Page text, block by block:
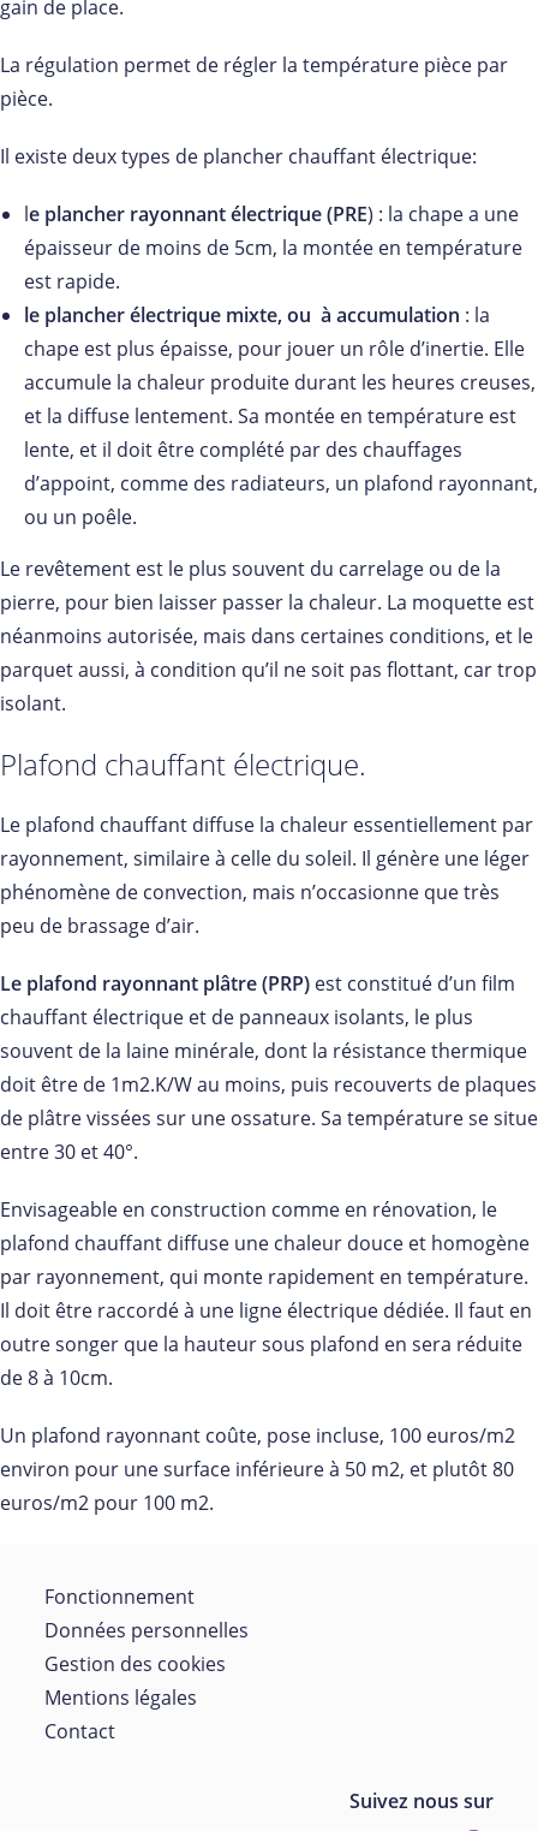
gain de place.
La régulation permet de régler la température pièce par
pièce.
Il existe deux types de plancher chauffant électrique:
le plancher rayonnant électrique (PRE) : la chape a une
épaisseur de moins de 5cm, la montée en température
est rapide.
le plancher électrique mixte, ou à accumulation : la
chape est plus épaisse, pour jouer un rôle d’inertie. Elle
accumule la chaleur produite durant les heures creuses,
et la diffuse lentement. Sa montée en température est
lente, et il doit être complété par des chauffages
d’appoint, comme des radiateurs, un plafond rayonnant,
ou un poêle.
Le revêtement est le plus souvent du carrelage ou de la
pierre, pour bien laisser passer la chaleur. La moquette est
néanmoins autorisée, mais dans certaines conditions, et le
parquet aussi, à condition qu’il ne soit pas flottant, car trop
isolant.
Plafond chauffant électrique.
Le plafond chauffant diffuse la chaleur essentiellement par
rayonnement, similaire à celle du soleil. Il génère une léger
phénomène de convection, mais n’occasionne que très
peu de brassage d’air.
Le plafond rayonnant plâtre (PRP) est constitué d’un film
chauffant électrique et de panneaux isolants, le plus
souvent de la laine minérale, dont la résistance thermique
doit être de 1m2.K/W au moins, puis recouverts de plaques
de plâtre vissées sur une ossature. Sa température se situe
entre 30 et 40°.
Envisageable en construction comme en rénovation, le
plafond chauffant diffuse une chaleur douce et homogène
par rayonnement, qui monte rapidement en température.
Il doit être raccordé à une ligne électrique dédiée. Il faut en
outre songer que la hauteur sous plafond en sera réduite
de 8 à 10cm.
Un plafond rayonnant coûte, pose incluse, 100 euros/m2
environ pour une surface inférieure à 50 m2, et plutôt 80
euros/m2 pour 100 m2.
Fonctionnement
Données personnelles
Gestion des cookies
Mentions légales
Contact
Suivez nous sur